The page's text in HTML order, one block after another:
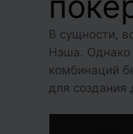
В сущности,
Нэша. Однако
комбинаций
для создания